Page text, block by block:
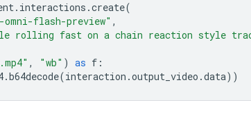
. interactions .create(
omni-flash-preview" ,
rolling fast on a chain reaction style
, "wb" ) as f :
.b64decode(interaction .output_video .data))